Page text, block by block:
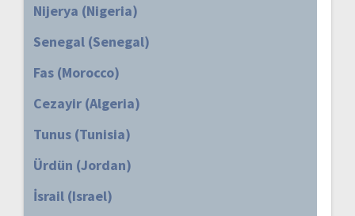
Nijerya (Nigeria)
Senegal (Senegal)
Fas (Morocco)
Cezayir (Algeria)
Tunus (Tunisia)
Ürdün (Jordan)
İsrail (Israel)